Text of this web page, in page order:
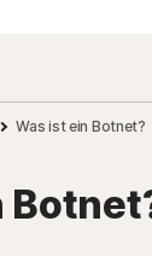
Was ist ein Botnet?